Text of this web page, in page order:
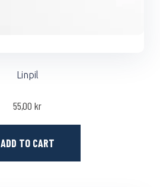
Linpil
55,00 kr
ADD TO CART